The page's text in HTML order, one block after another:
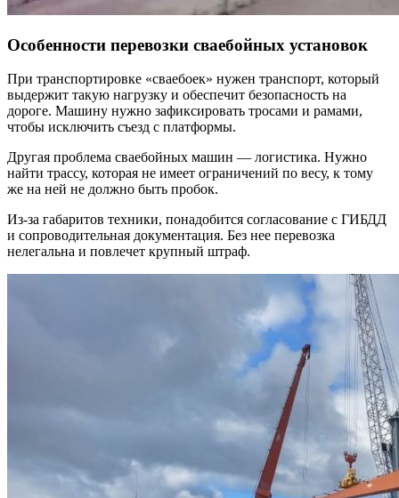
Особенности перевозки сваебойных установок
При транспортировке «сваебоек» нужен транспорт, который
выдержит такую нагрузку и обеспечит безопасность на
дороге. Машину нужно зафиксировать тросами и рамами,
чтобы исключить съезд с платформы.
Другая проблема сваебойных машин — логистика. Нужно
найти трассу, которая не имеет ограничений по весу, к тому
же на ней не должно быть пробок.
Из-за габаритов техники, понадобится согласование с ГИБДД
и сопроводительная документация. Без нее перевозка
нелегальна и повлечет крупный штраф.